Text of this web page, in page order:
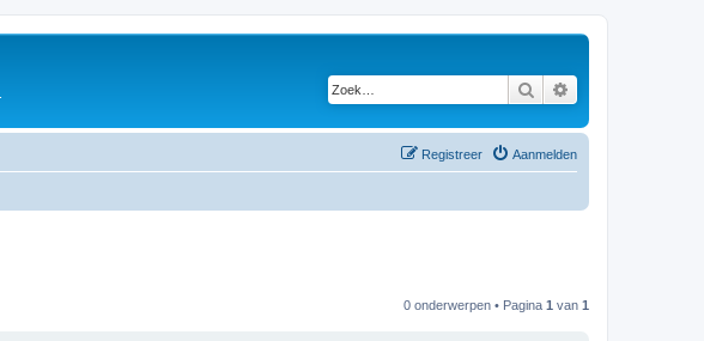
Zoek
Aanmelden
Registreer
0 onderwerpen • Pagina 1 van 1